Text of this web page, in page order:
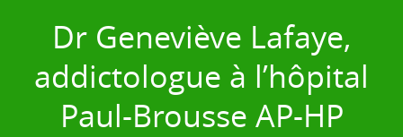
Dr Geneviève Lafaye,
addictologue à l’hôpital
Paul-Brousse AP-HP